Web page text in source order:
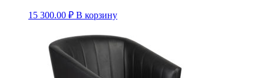
15 300.00 ₽ В корзину